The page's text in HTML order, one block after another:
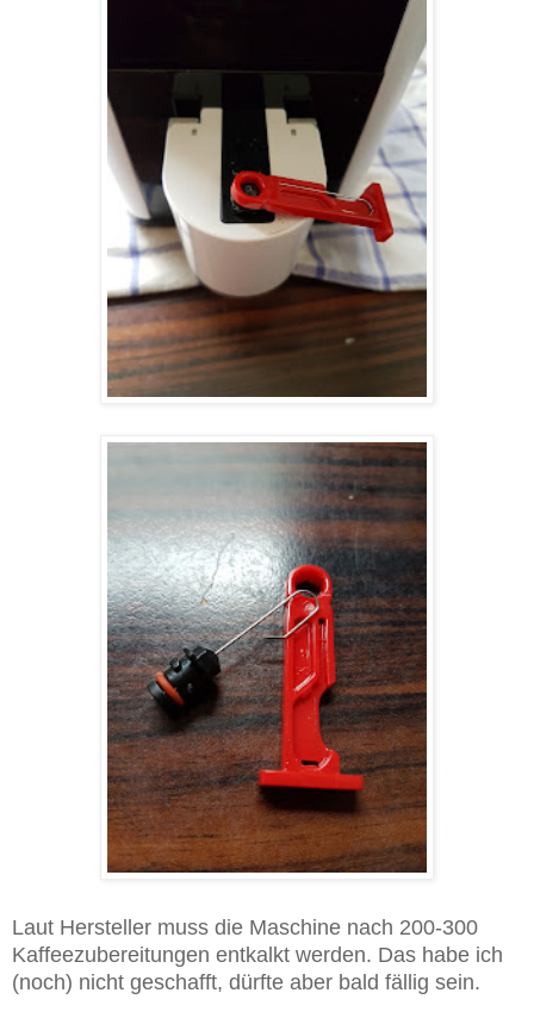
Laut Hersteller muss die Maschine nach 200-300
Kaffeezubereitungen entkalkt werden. Das habe ich
(noch) nicht geschafft, dürfte aber bald fällig sein.